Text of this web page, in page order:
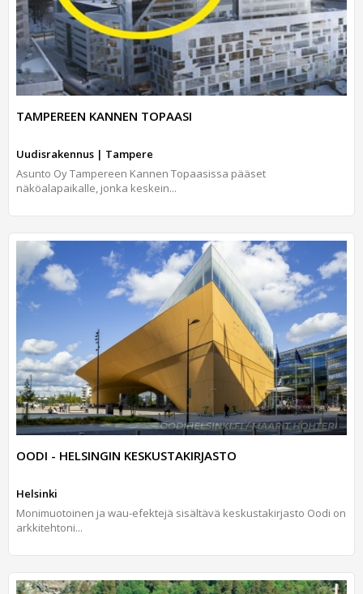
TAMPEREEN KANNEN TOPAASI
Uudisrakennus | Tampere
Asunto Oy Tampereen Kannen Topaasissa pääset
näköalapaikalle, jonka keskein...
OODI - HELSINGIN KESKUSTAKIRJASTO
Helsinki
Monimuotoinen ja wau-efektejä sisältävä keskustakirjasto Oodi on
arkkitehtoni...